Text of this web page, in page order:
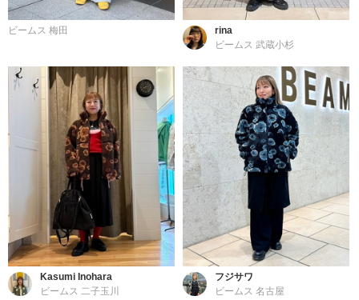
ビームス 梅田
rina
ビームス 武蔵小杉
Kasumi Inohara
ビームス 二子玉川
フジサワ
ビームス 名古屋